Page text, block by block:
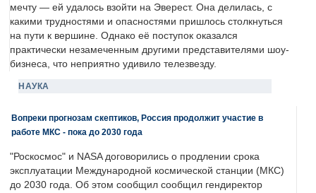
мечту — ей удалось взойти на Эверест. Она делилась, с
какими трудностями и опасностями пришлось столкнуться
на пути к вершине. Однако её поступок оказался
практически незамеченным другими представителями шоу-
бизнеса, что неприятно удивило телезвезду.
НАУКА
Вопреки прогнозам скептиков, Россия продолжит участие в
работе МКС - пока до 2030 года
"Роскосмос" и NASA договорились о продлении срока
эксплуатации Международной космической станции (МКС)
до 2030 года. Об этом сообщил сообщил гендиректор